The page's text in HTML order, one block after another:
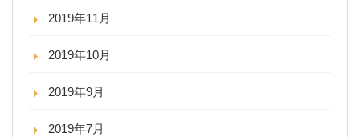
2019年11月
2019年10月
2019年9月
2019年7月